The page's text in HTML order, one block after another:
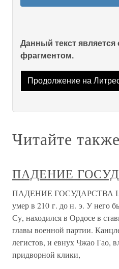
Данный текст
фрагментом.
Продолжение на
Читайте также
ПАДЕНИЕ
ПАДЕНИЕ ГОСУДАРСТВА
умер в 210 г. до н. э. У него
Су, находился в Ордосе в
главы военной партии.
легистов, и евнух Чжао Гао,
придворной клики,